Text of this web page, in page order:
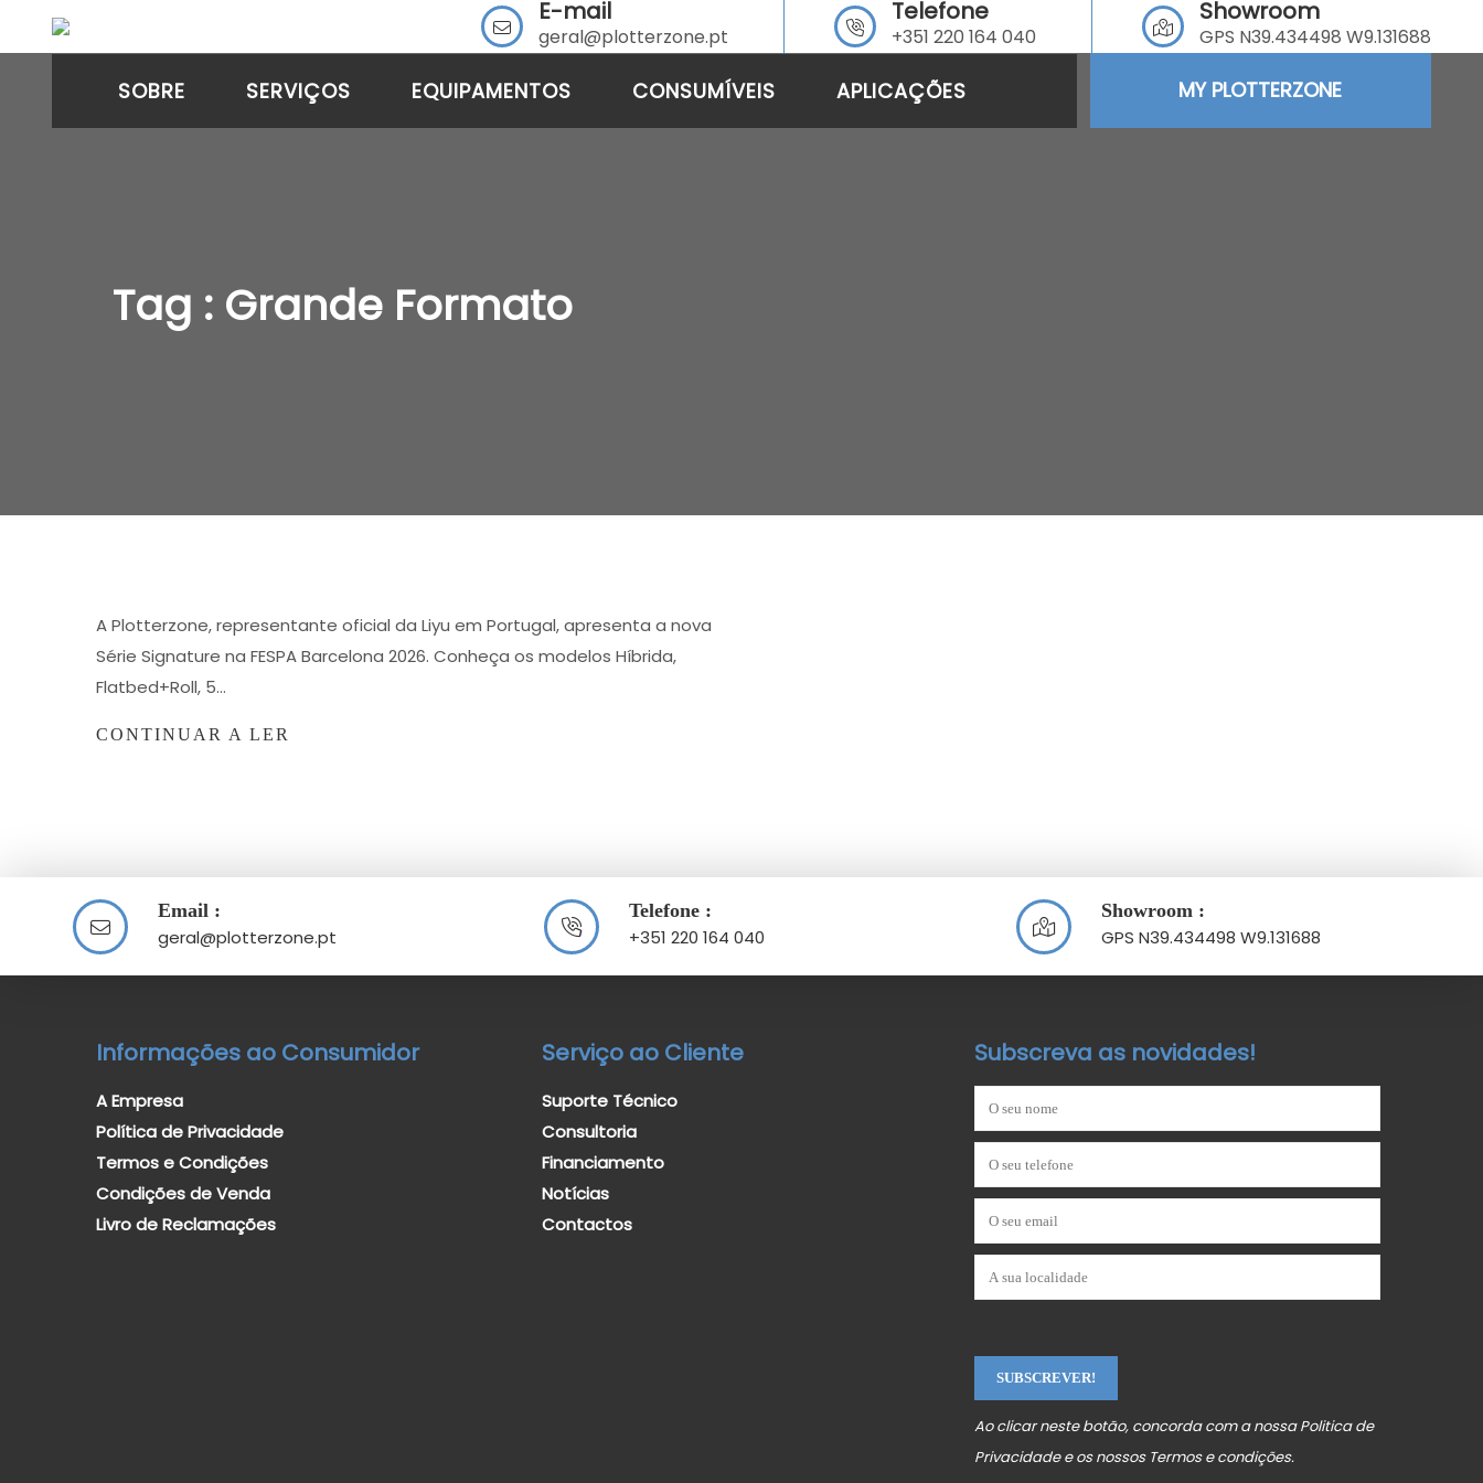
E-mail
geral@plotterzone.pt
Telefone
+351 220 164 040
Showroom
GPS N39.434498 W9.131688
SOBRE SERVIÇOS EQUIPAMENTOS CONSUMÍVEIS APLICAÇÕES MY PLOTTERZONE
Tag : Grande Formato
A Plotterzone, representante oficial da Liyu em Portugal, apresenta a nova
Série Signature na FESPA Barcelona 2026. Conheça os modelos Híbrida,
Flatbed+Roll, 5…
CONTINUAR A LER
Email :
geral@plotterzone.pt
Telefone :
+351 220 164 040
Showroom :
GPS N39.434498 W9.131688
Informações ao Consumidor
A Empresa
Política de Privacidade
Termos e Condições
Condições de Venda
Livro de Reclamações
Serviço ao Cliente
Suporte Técnico
Consultoria
Financiamento
Notícias
Contactos
Subscreva as novidades!
Ao clicar neste botão, concorda com a nossaPolitica de
Privacidadee os nossos Termos e condições.